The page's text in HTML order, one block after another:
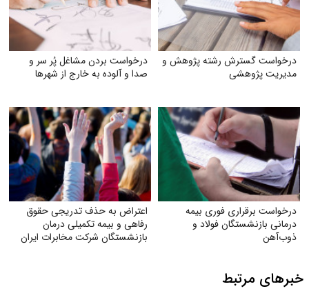
درخواست گسترش رشته پژوهش و
مدیریت پژوهشی
درخواست بردن مشاغل پُر سر و
صدا و آلوده به خارج از شهرها
درخواست برقراری فوری بیمه
درمانی بازنشستگان فولاد و
ذوب‌آهن
اعتراض به حذف تدریجی حقوق
رفاهی و بیمه تکمیلی درمان
بازنشستگان شرکت مخابرات ایران
خبرهای مرتبط